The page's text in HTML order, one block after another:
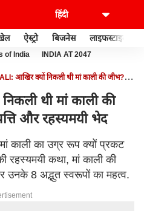
ऐस्ट्रो बिजनेस लाइफस्टाइल
of India INDIA AT 2047
आखिर क्यों निकली थी मां काली की जीभ?
थी मां काली की
और रहस्यमयी भेद
काली का उग्र रूप क्यों प्रकट
रहस्यमयी कथा, मां काली की
उनके 8 अद्भुत स्वरूपों का महत्व.